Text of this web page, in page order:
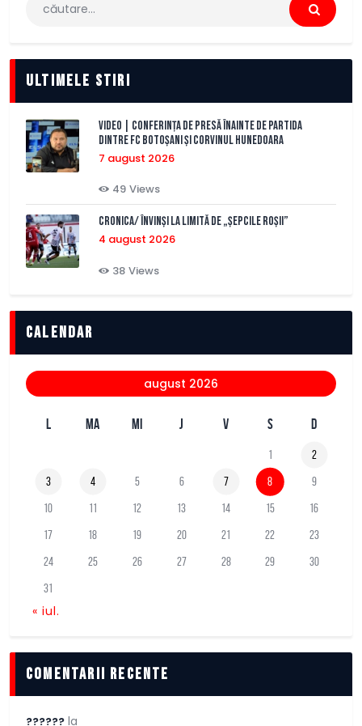
după:
Ultimele stiri
VIDEO | Conferința de presă înainte de partida
dintre FC Botoșani și Corvinul Hunedoara
7 august 2026
49 Views
CRONICA/ Învinși la limită de „Șepcile Roșii”
4 august 2026
38 Views
Calendar
august 2026
L MA MI J V S D
1 2
3 4 5 6 7 8 9
10 11 12 13 14 15 16
17 18 19 20 21 22 23
24 25 26 27 28 29 30
31
« iul.
comentarii recente
?????? la